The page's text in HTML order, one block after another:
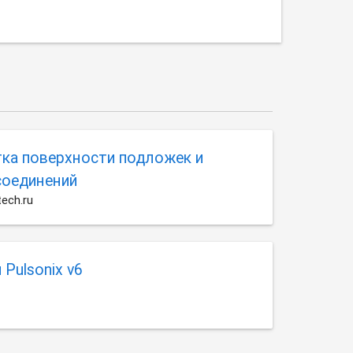
поверхности подложек и
v6